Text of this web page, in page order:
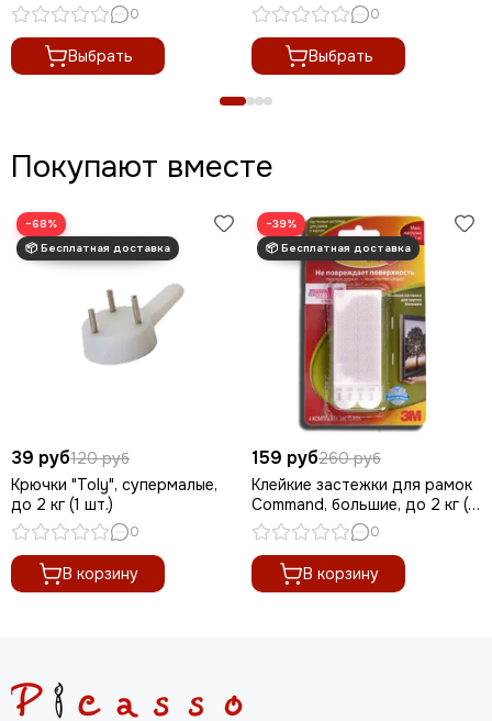
0
Выбрать
0
Выбрать
Покупают вместе
−68%
39 руб120 руб
Крючки "Toly", супермалые,
до 2 кг (1 шт.)
0
В корзину
−39%
159 руб260 руб
Клейкие застежки для рамок
Command, большие, до 2 кг (1
шт.)
0
В корзину